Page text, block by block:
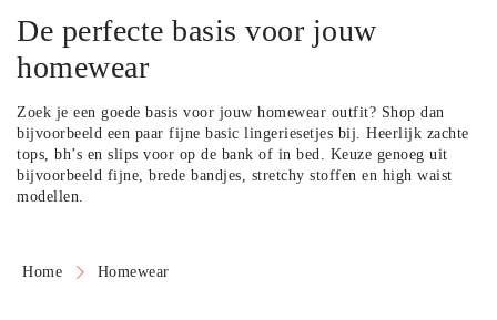
De perfecte basis voor jouw
homewear
Zoek je een goede basis voor jouw homewear outfit? Shop dan
bijvoorbeeld een paar fijne basic lingeriesetjes bij. Heerlijk zachte
tops, bh’s en slips voor op de bank of in bed. Keuze genoeg uit
bijvoorbeeld fijne, brede bandjes, stretchy stoffen en high waist
modellen.
Home Homewear